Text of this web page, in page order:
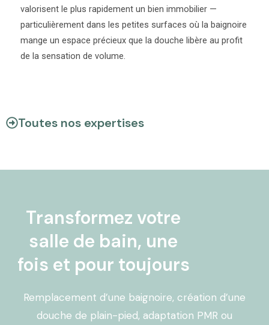
valorisent le plus rapidement un bien immobilier —
particulièrement dans les petites surfaces où la baignoire
mange un espace précieux que la douche libère au profit
de la sensation de volume.
Toutes nos expertises
Transformez votre
salle de bain, une
fois et pour toujours
Remplacement d’une baignoire, création d’une
douche de plain-pied, adaptation PMR ou